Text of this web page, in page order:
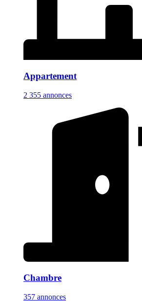
Appartement
2 355 annonces
Chambre
357 annonces